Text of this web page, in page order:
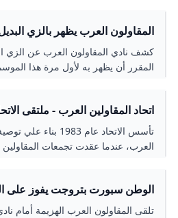
للاقتراع الرئاسي هموم المعيشة تسرق
موريتانيا أخبار وتقارير اقتصادية كيف
المصرية في أفريقيا؟ - ماذا يعرقل
وفلسطين؟ اقتصاد
المقاولون العرب يظهر بالزي
بتروجت - اليوم السابع
كشف نادي المقاولون العرب عن الزي
المقرر أن يظهر به لأول مرة هذا
اتحاد المقاولين العرب - ملتقى
المتخصصة
تأسس الاتحاد عام
العرب، عندما عقدت تجمعات
اتحاد المقاولين العرب. والاتحاد يتمتع
ويعمل في اطار جامعة الدول
الوطن سبورت بتروجت
الدوري بهدف نظيف
تلقى المقاولون العرب الهزيمة أمام